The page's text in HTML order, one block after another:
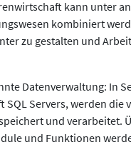
kann unter
kombiniert
zu gestalten und
Datenverwaltung: In
SQL Servers, werden die
und verarbeitet.
und Funktionen